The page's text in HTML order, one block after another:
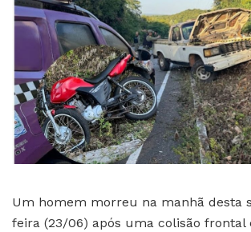
Um homem morreu na manhã desta
feira (23/06) após uma colisão frontal